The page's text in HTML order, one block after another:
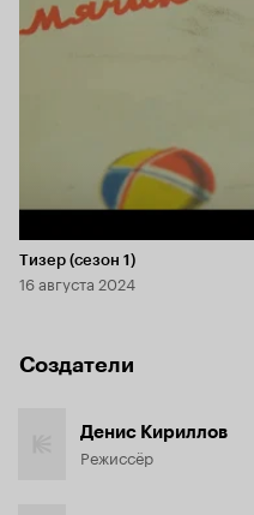
Длительность 50 сек
Тизер (сезон 1)
16 августа 2024
Создатели
Денис Кириллов
Режиссёр